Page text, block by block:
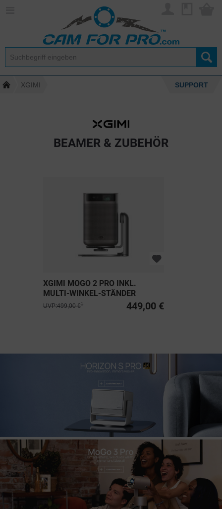
XGIMI SUPPORT
BEAMER & ZUBEHÖR
XGIMI MOGO 2 PRO INKL.
MULTI-WINKEL-STÄNDER
449,00 €
UVP:499,00 €1